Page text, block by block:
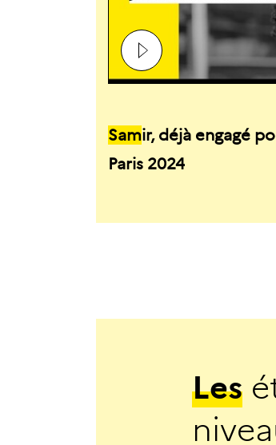
Samir, déjà engagé
Paris 2024
Les é
nivea